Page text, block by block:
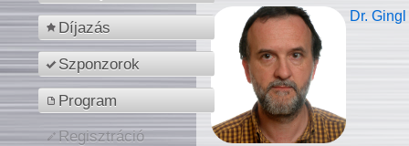
Díjazás
Szponzorok
Program
Regisztráció
Dr.